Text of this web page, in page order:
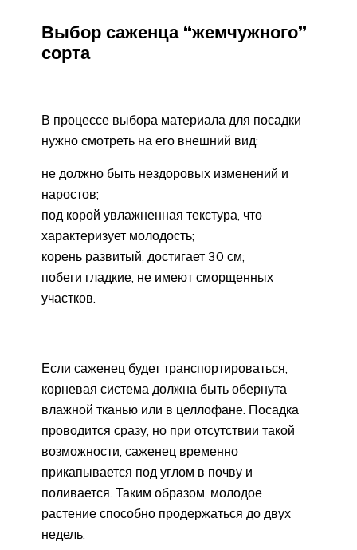
Выбор саженца “жемчужного”
сорта
В процессе выбора материала для посадки
нужно смотреть на его внешний вид:
не должно быть нездоровых изменений и
наростов;
под корой увлажненная текстура, что
характеризует молодость;
корень развитый, достигает 30 см;
побеги гладкие, не имеют сморщенных
участков.
Если саженец будет транспортироваться,
корневая система должна быть обернута
влажной тканью или в целлофане. Посадка
проводится сразу, но при отсутствии такой
возможности, саженец временно
прикапывается под углом в почву и
поливается. Таким образом, молодое
растение способно продержаться до двух
недель.